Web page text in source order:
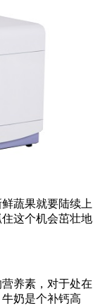
蔬果就要陆续上
这个机会茁壮地
养素，对于处在
奶是个补钙高